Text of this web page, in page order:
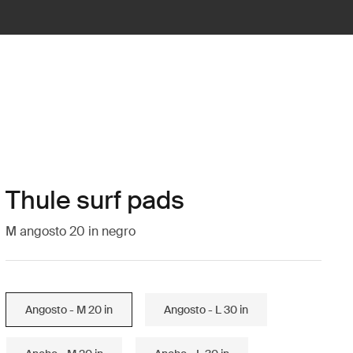
Thule surf pads
M angosto 20 in negro
Angosto - M 20 in Angosto - L 30 in